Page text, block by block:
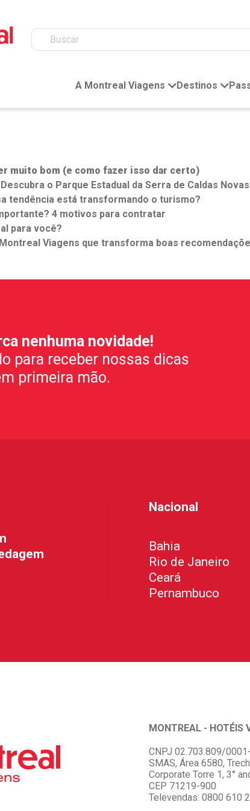
A Montreal Viagens Destinos
muito bom (e como fazer isso dar certo)
Descubra o Parque Estadual da Serra de Caldas Novas
tendência está transformando o turismo?
4 motivos para contratar
para você?
Montreal Viagens que transforma boas
nenhuma novidade!
para receber nossas dicas
primeira mão.
Nacional
Bahia
Rio de Janeiro
Ceará
Pernambuco
MONTREAL - HOTÉIS
CNPJ 02.703.809/
SMAS, Área 6580,
Corporate Torre 1, 3°
CEP 71219-900
Televendas: 0800 610